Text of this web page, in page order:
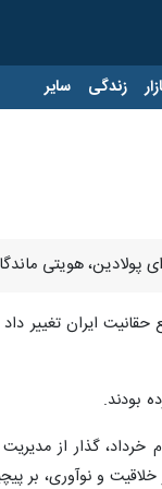
زندگی سایر
پولادین، هویتی
بود که در سال ۱۳۶۱، معادلات پیچیده
بودند.
گذار از
خلاقیت و نوآوری، بر